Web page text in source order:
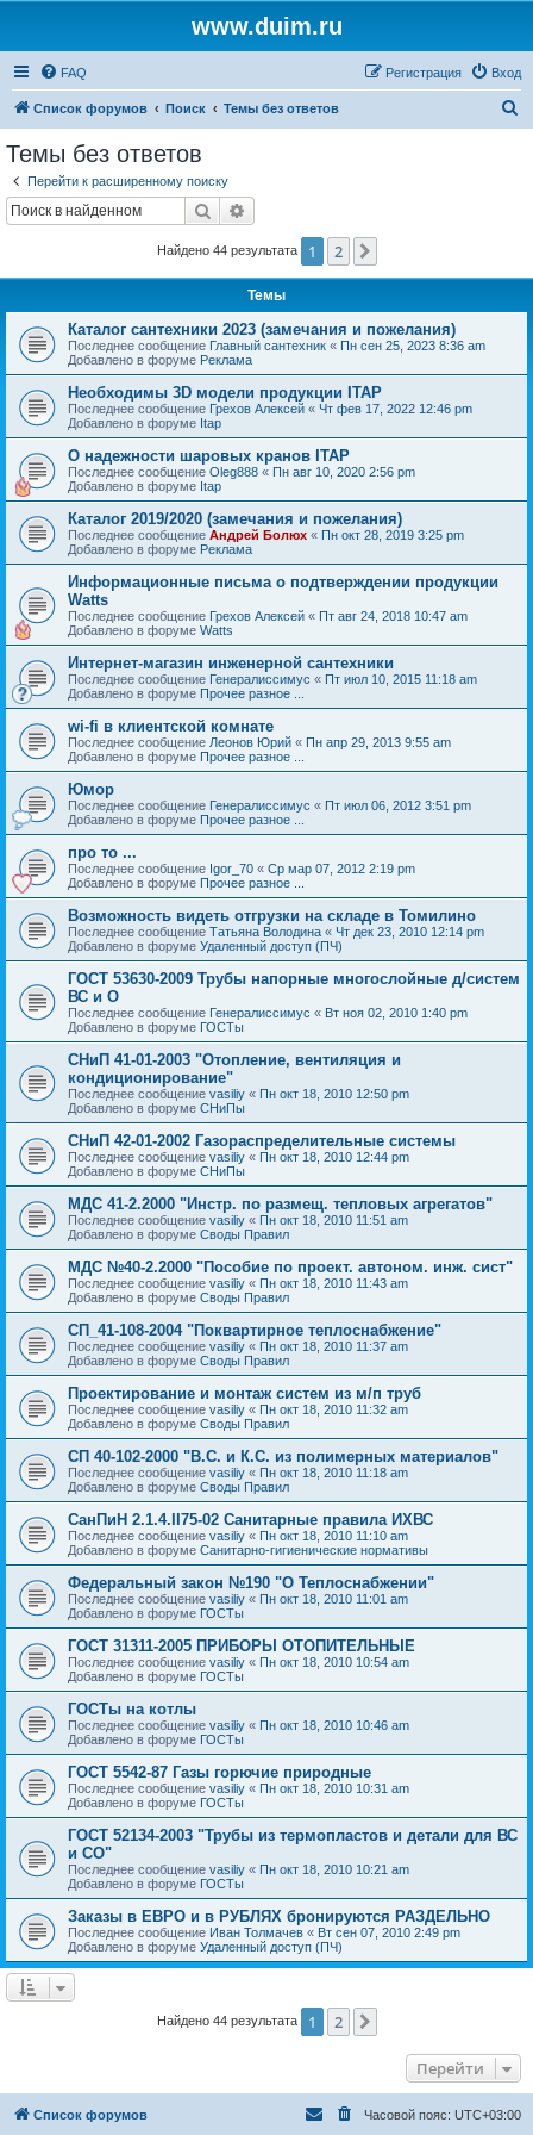
www.duim.ru
FAQ Вход
Регистрация
Список форумов Поиск Темы без ответов
Темы без ответов
Перейти к расширенному поиску
Поиск
Найдено 44 результата 1 2
Темы
Каталог сантехники 2023 (замечания и пожелания)
Последнее сообщение Главный сантехник « Пн сен 25, 2023 8:36 am
Добавлено в форуме Реклама
Необходимы 3D модели продукции ITAP
Последнее сообщение Грехов Алексей « Чт фев 17, 2022 12:46 pm
Добавлено в форуме Itap
О надежности шаровых кранов ITAP
Последнее сообщение Oleg888 « Пн авг 10, 2020 2:56 pm
Добавлено в форуме Itap
Каталог 2019/2020 (замечания и пожелания)
Последнее сообщение Андрей Болюх « Пн окт 28, 2019 3:25 pm
Добавлено в форуме Реклама
Информационные письма о подтверждении продукции
Watts
Последнее сообщение Грехов Алексей « Пт авг 24, 2018 10:47 am
Добавлено в форуме Watts
Интернет-магазин инженерной сантехники
Последнее сообщение Генералиссимус « Пт июл 10, 2015 11:18 am
Добавлено в форуме Прочее разное ...
wi-fi в клиентской комнате
Последнее сообщение Леонов Юрий « Пн апр 29, 2013 9:55 am
Добавлено в форуме Прочее разное ...
Юмор
Последнее сообщение Генералиссимус « Пт июл 06, 2012 3:51 pm
Добавлено в форуме Прочее разное ...
про то ...
Последнее сообщение Igor_70 « Ср мар 07, 2012 2:19 pm
Добавлено в форуме Прочее разное ...
Возможность видеть отгрузки на складе в Томилино
Последнее сообщение Татьяна Володина « Чт дек 23, 2010 12:14 pm
Добавлено в форуме Удаленный доступ (ПЧ)
ГОСТ 53630-2009 Трубы напорные многослойные д/систем
ВС и О
Последнее сообщение Генералиссимус « Вт ноя 02, 2010 1:40 pm
Добавлено в форуме ГОСТы
СНиП 41-01-2003 "Отопление, вентиляция и
кондиционирование"
Последнее сообщение vasiliy « Пн окт 18, 2010 12:50 pm
Добавлено в форуме СНиПы
СНиП 42-01-2002 Газораспределительные системы
Последнее сообщение vasiliy « Пн окт 18, 2010 12:44 pm
Добавлено в форуме СНиПы
МДС 41-2.2000 "Инстр. по размещ. тепловых агрегатов"
Последнее сообщение vasiliy « Пн окт 18, 2010 11:51 am
Добавлено в форуме Своды Правил
МДС №40-2.2000 "Пособие по проект. автоном. инж. сист"
Последнее сообщение vasiliy « Пн окт 18, 2010 11:43 am
Добавлено в форуме Своды Правил
СП_41-108-2004 "Поквартирное теплоснабжение"
Последнее сообщение vasiliy « Пн окт 18, 2010 11:37 am
Добавлено в форуме Своды Правил
Проектирование и монтаж систем из м/п труб
Последнее сообщение vasiliy « Пн окт 18, 2010 11:32 am
Добавлено в форуме Своды Правил
СП 40-102-2000 "В.С. и К.С. из полимерных материалов"
Последнее сообщение vasiliy « Пн окт 18, 2010 11:18 am
Добавлено в форуме Своды Правил
СанПиН 2.1.4.II75-02 Санитарные правила ИХВС
Последнее сообщение vasiliy « Пн окт 18, 2010 11:10 am
Добавлено в форуме Санитарно-гигиенические нормативы
Федеральный закон №190 "О Теплоснабжении"
Последнее сообщение vasiliy « Пн окт 18, 2010 11:01 am
Добавлено в форуме ГОСТы
ГОСТ 31311-2005 ПРИБОРЫ ОТОПИТЕЛЬНЫЕ
Последнее сообщение vasiliy « Пн окт 18, 2010 10:54 am
Добавлено в форуме ГОСТы
ГОСТы на котлы
Последнее сообщение vasiliy « Пн окт 18, 2010 10:46 am
Добавлено в форуме ГОСТы
ГОСТ 5542-87 Газы горючие природные
Последнее сообщение vasiliy « Пн окт 18, 2010 10:31 am
Добавлено в форуме ГОСТы
ГОСТ 52134-2003 "Трубы из термопластов и детали для ВС
и СО"
Последнее сообщение vasiliy « Пн окт 18, 2010 10:21 am
Добавлено в форуме ГОСТы
Заказы в ЕВРО и в РУБЛЯХ бронируются РАЗДЕЛЬНО
Последнее сообщение Иван Толмачев « Вт сен 07, 2010 2:49 pm
Добавлено в форуме Удаленный доступ (ПЧ)
Найдено 44 результата 1 2
Перейти
Список форумов Часовой пояс: UTC+03:00